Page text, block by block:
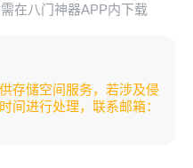
在八门神器APP内下载
存储空间服务，若涉及侵
间进行处理，联系邮箱：